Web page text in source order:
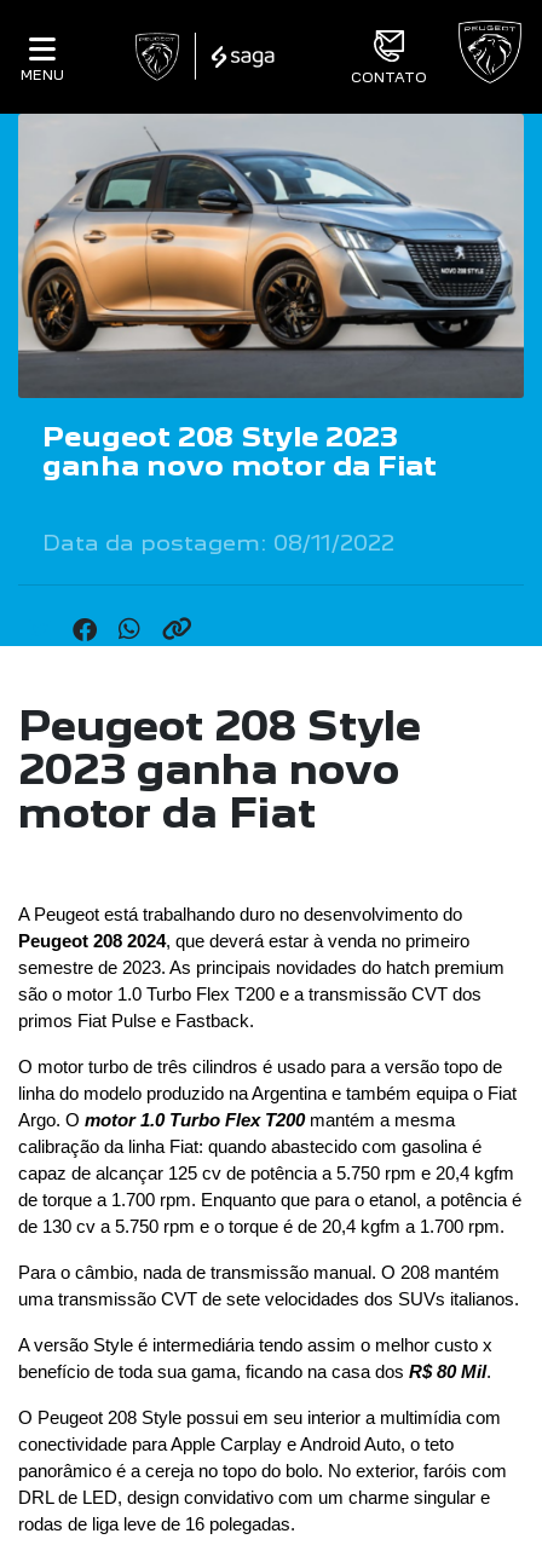
MENU CONTATO
Peugeot 208 Style 2023
ganha novo motor da Fiat
Data da postagem: 08/11/2022
Peugeot 208 Style
2023 ganha novo
motor da Fiat
Peugeot 208 2024, que deverá estar à venda no primeiro
semestre de 2023. As principais novidades do hatch premium
são o motor 1.0 Turbo Flex T200 e a transmissão CVT dos
primos Fiat Pulse e Fastback.
O motor turbo de três cilindros é usado para a versão topo de
linha do modelo produzido na Argentina e também equipa o Fiat
Argo. O motor 1.0 Turbo Flex T200 mantém a mesma
calibração da linha Fiat: quando abastecido com gasolina é
capaz de alcançar 125 cv de potência a 5.750 rpm e 20,4 kgfm
de torque a 1.700 rpm. Enquanto que para o etanol, a potência é
de 130 cv a 5.750 rpm e o torque é de 20,4 kgfm a 1.700 rpm.
Para o câmbio, nada de transmissão manual. O 208 mantém
uma transmissão CVT de sete velocidades dos SUVs italianos.
A versão Style é intermediária tendo assim o melhor custo x
benefício de toda sua gama, ficando na casa dos R$ 80 Mil.
O Peugeot 208 Style possui em seu interior a multimídia com
conectividade para Apple Carplay e Android Auto, o teto
panorâmico é a cereja no topo do bolo. No exterior, faróis com
DRL de LED, design convidativo com um charme singular e
rodas de liga leve de 16 polegadas.